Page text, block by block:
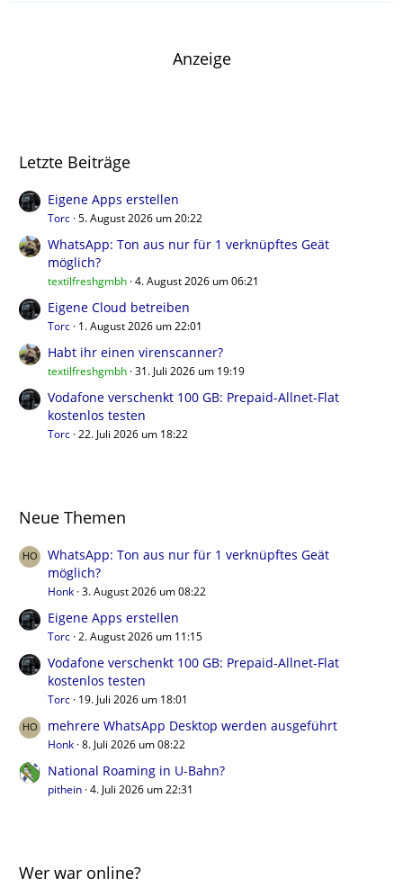
Anzeige
Letzte Beiträge
Eigene Apps erstellen
Torc 5. August 2026 um 20:22
WhatsApp: Ton aus nur für 1 verknüpftes Geät
möglich?
textilfreshgmbh 4. August 2026 um 06:21
Eigene Cloud betreiben
Torc 1. August 2026 um 22:01
Habt ihr einen virenscanner?
textilfreshgmbh 31. Juli 2026 um 19:19
Vodafone verschenkt 100 GB: Prepaid-Allnet-Flat
kostenlos testen
Torc 22. Juli 2026 um 18:22
Neue Themen
WhatsApp: Ton aus nur für 1 verknüpftes Geät
möglich?
Honk 3. August 2026 um 08:22
Eigene Apps erstellen
Torc 2. August 2026 um 11:15
Vodafone verschenkt 100 GB: Prepaid-Allnet-Flat
kostenlos testen
Torc 19. Juli 2026 um 18:01
mehrere WhatsApp Desktop werden ausgeführt
Honk 8. Juli 2026 um 08:22
National Roaming in U-Bahn?
pithein 4. Juli 2026 um 22:31
Wer war online?